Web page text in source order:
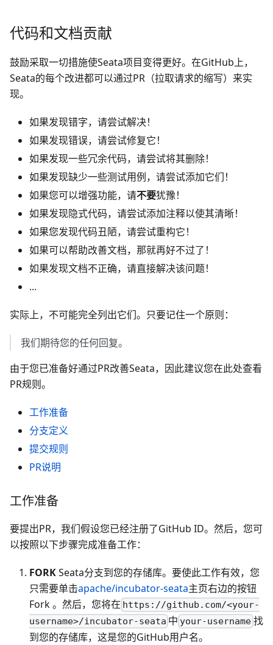
代码和文档贡献
鼓励采取一切措施使Seata项目变得更好。在GitHub上，
Seata的每个改进都可以通过PR（拉取请求的缩写）来实
现。
如果发现错字，请尝试解决！
如果发现错误，请尝试修复它！
如果发现一些冗余代码，请尝试将其删除！
如果发现缺少一些测试用例，请尝试添加它们！
如果您可以增强功能，请不要犹豫！
如果发现隐式代码，请尝试添加注释以使其清晰！
如果您发现代码丑陋，请尝试重构它！
如果可以帮助改善文档，那就再好不过了！
如果发现文档不正确，请直接解决该问题！
...
实际上，不可能完全列出它们。只要记住一个原则：
我们期待您的任何回复。
由于您已准备好通过PR改善Seata，因此建议您在此处查看
PR规则。
工作准备
分支定义
提交规则
PR说明
工作准备
要提出PR，我们假设您已经注册了GitHub ID。然后，您可
以按照以下步骤完成准备工作：
FORKSeata分支到您的存储库。要使此工作有效，您
只需要单击apache/incubator-seata主页右边的按钮
Fork 。然后，您将在 https://github.com/<your-
username>/incubator-seata 中 your-username找
到您的存储库，这是您的GitHub用户名。